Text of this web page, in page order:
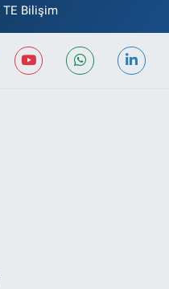
TE Bilişim